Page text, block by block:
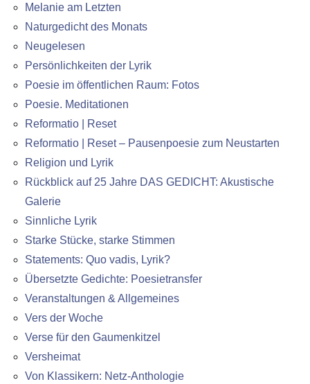
Melanie am Letzten
Naturgedicht des Monats
Neugelesen
Persönlichkeiten der Lyrik
Poesie im öffentlichen Raum: Fotos
Poesie. Meditationen
Reformatio | Reset
Reformatio | Reset – Pausenpoesie zum Neustarten
Religion und Lyrik
Rückblick auf 25 Jahre DAS GEDICHT: Akustische
Galerie
Sinnliche Lyrik
Starke Stücke, starke Stimmen
Statements: Quo vadis, Lyrik?
Übersetzte Gedichte: Poesietransfer
Veranstaltungen & Allgemeines
Vers der Woche
Verse für den Gaumenkitzel
Versheimat
Von Klassikern: Netz-Anthologie